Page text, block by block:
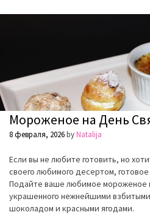
Мороженое на День
8 февраля, 2026byNatalija
Если вы не любите готовить, но
своего любимого десертом,
Подайте ваше любимое мороженое
украшенного нежнейшими
шоколадом и красными ягодами.